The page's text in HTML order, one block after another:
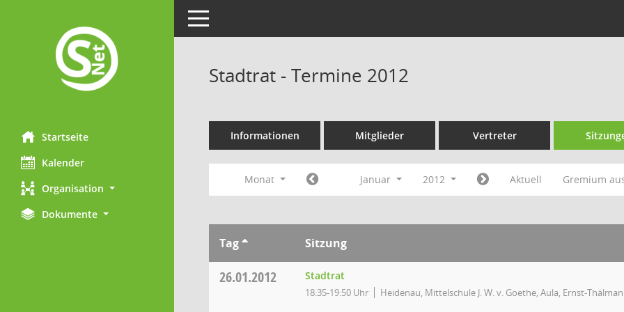
Startseite
Kalender
Organisation
Dokumente
Toggle navigation
Stadtrat - Termine 2012
Informationen Mitglieder Vertreter
Monat Januar 2012 Aktuell Gremium
Tag Sitzung
26.01.2012 Stadtrat
18:35-19:50 Uhr Heidenau, Mittelschule J. W. v. Goethe, Aula, Ernst-